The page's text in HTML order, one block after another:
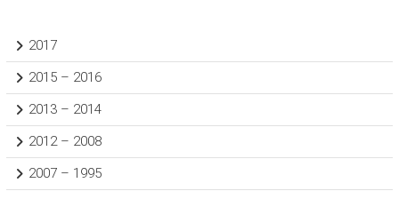
2017
2015 – 2016
2013 – 2014
2012 – 2008
2007 – 1995